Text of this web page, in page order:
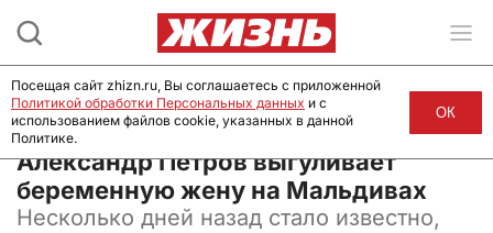
22 декабря 2024, 10:49
Александр Петров выгуливает
беременную жену на Мальдивах
Несколько дней назад стало известно,
Посещая сайт zhizn.ru, Вы соглашаетесь с приложенной
Политикой обработки Персональных данных и с
использованием файлов cookie, указанных в данной
Политике.
ОК